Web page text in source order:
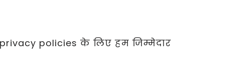
policies के लिए हम जिम्मेदार